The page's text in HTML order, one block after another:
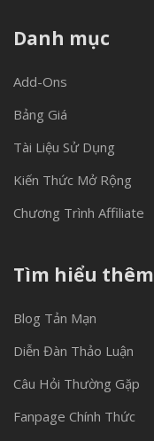
Danh mục
Add-Ons
Bảng Giá
Tài Liệu Sử Dụng
Kiến Thức Mở Rộng
Chương Trình Affiliate
Tìm hiểu thêm
Blog Tản Mạn
Diễn Đàn Thảo Luận
Câu Hỏi Thường Gặp
Fanpage Chính Thức